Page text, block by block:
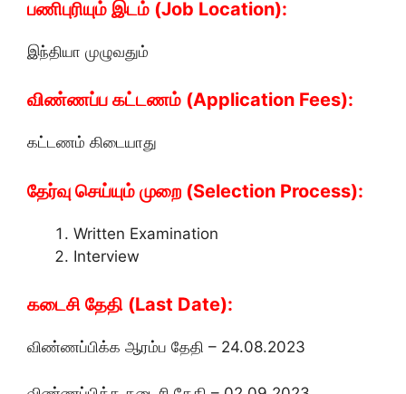
பணிபுரியும் இடம் (Job Location):
இந்தியா முழுவதும்
விண்ணப்ப கட்டணம் (Application Fees):
கட்டணம் கிடையாது
தேர்வு செய்யும் முறை (Selection Process):
Written Examination
Interview
கடைசி தேதி (Last Date):
விண்ணப்பிக்க ஆரம்ப தேதி – 24.08.2023